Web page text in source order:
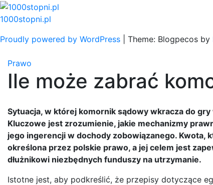
Skip
to
1000stopni.pl
Proudly powered by WordPress
Theme: Blogpecos by
Prawo
Ile może zabrać
Sytuacja, w której komornik sądowy wkracza do
Kluczowe jest zrozumienie, jakie mechanizmy
jego ingerencji w dochody zobowiązanego. Kwota,
określona przez polskie prawo, a jej celem jest
dłużnikowi niezbędnych funduszy na utrzymanie.
Istotne jest, aby podkreślić, że przepisy dotyczące